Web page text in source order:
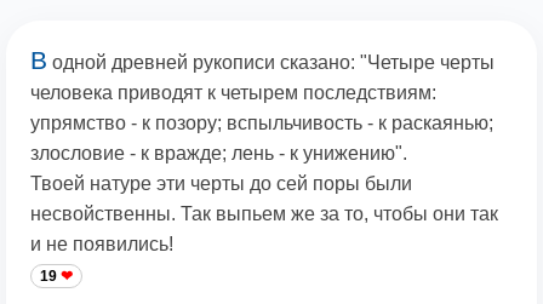
В одной древней рукописи сказано: "Четыре черты
человека приводят к четырем последствиям:
упрямство - к позору; вспыльчивость - к раскаянью;
злословие - к вражде; лень - к унижению".
Твоей натуре эти черты до сей поры были
несвойственны. Так выпьем же за то, чтобы они так
и не появились!
19